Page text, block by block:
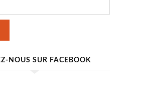
NOUS SUR FACEBOOK